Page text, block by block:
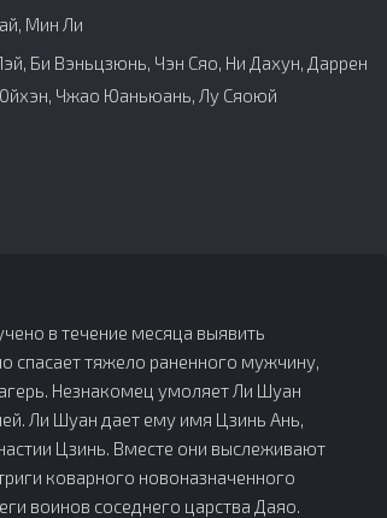
Мин Ли
Би Вэньцзюнь, Чэн Сяо, Ни Дахун, Даррен
Чжао Юаньюань, Лу Сяоюй
в течение месяца выявить
спасает тяжело раненного мужчину,
Незнакомец умоляет Ли Шуан
Ли Шуан дает ему имя Цзинь Ань,
Цзинь. Вместе они выслеживают
коварного новоназначенного
воинов соседнего царства Даяо.